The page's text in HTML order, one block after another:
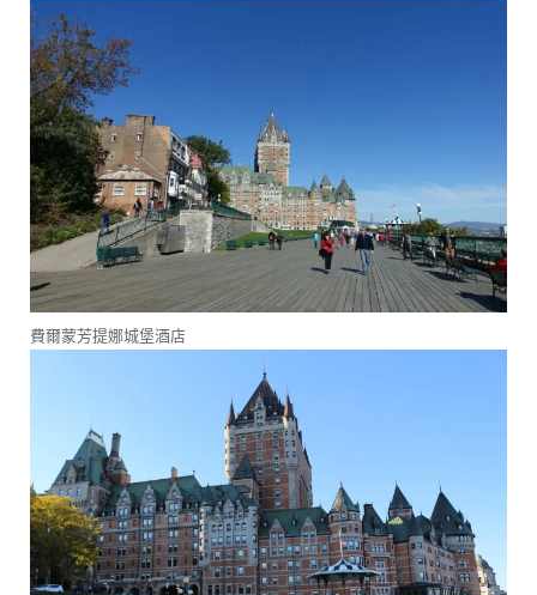
費爾蒙芳提娜城堡酒店